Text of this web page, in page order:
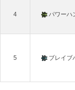
4 パワーハ
5 ブレイブ